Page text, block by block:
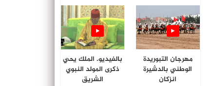
مهرجان التبوريدة
الوطني بالدشيرة
انزكان
بالفيديو. الملك يحي
ذكرى المولد النبوي
الشريق